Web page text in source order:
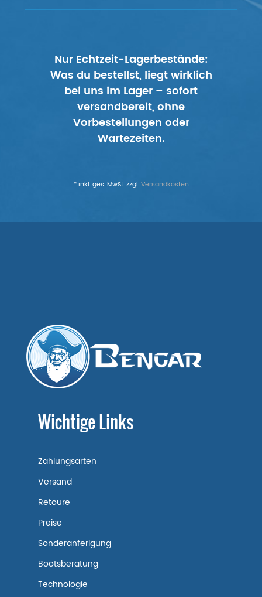
Nur Echtzeit-Lagerbestände:
Was du bestellst, liegt wirklich
bei uns im Lager – sofort
versandbereit, ohne
Vorbestellungen oder
Wartezeiten.
* inkl. ges. MwSt. zzgl.Versandkosten
Wichtige Links
Zahlungsarten
Versand
Retoure
Preise
Sonderanferigung
Bootsberatung
Technologie